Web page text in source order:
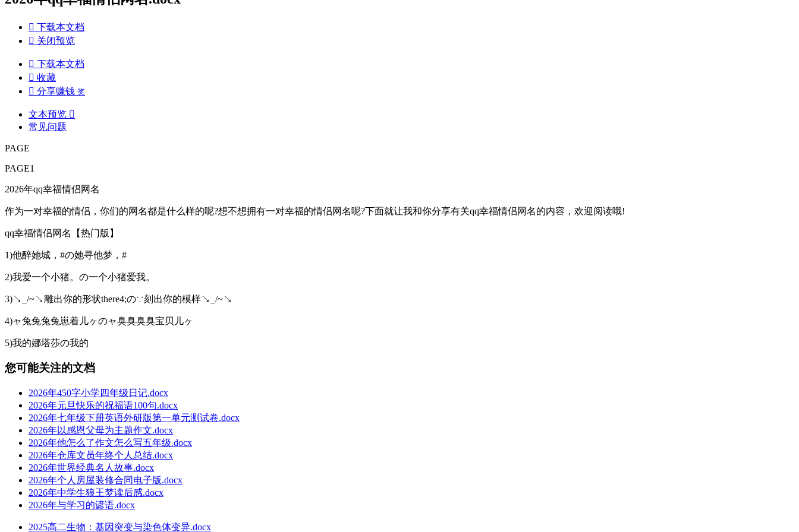
 下载本文档
 关闭预览
 下载本文档
 收藏
 分享赚钱 奖
文本预览 
常见问题
PAGE
PAGE1
2026年qq幸福情侣网名
作为一对幸福的情侣，你们的网名都是什么样的呢?想不想拥有一对幸福的情侣网名呢?下面就让我和你分享有关qq幸福情侣网名的内容，欢迎阅读哦!
qq幸福情侣网名【热门版】
1)他醉她城，#の她寻他梦，#
2)我爱一个小猪。の一个小猪爱我。
3)↘_/~↘雕出你的形状there4;の∵刻出你的模样↘_/~↘
4)ャ兔兔兔兔崽着儿ヶのャ臭臭臭臭宝贝儿ヶ
5)我的娜塔莎の我的
您可能关注的文档
2026年450字小学四年级日记.docx
2026年元旦快乐的祝福语100句.docx
2026年七年级下册英语外研版第一单元测试卷.docx
2026年以感恩父母为主题作文.docx
2026年他怎么了作文怎么写五年级.docx
2026年仓库文员年终个人总结.docx
2026年世界经典名人故事.docx
2026年个人房屋装修合同电子版.docx
2026年中学生狼王梦读后感.docx
2026年与学习的谚语.docx
2025高二生物：基因突变与染色体变异.docx